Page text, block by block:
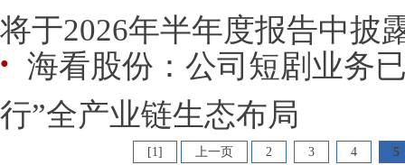
将于2026年半年度报告中披
● 海看股份：公司短剧业务
行”全产业链生态布局
[1] 上一页 2 3 4 5